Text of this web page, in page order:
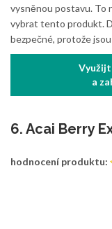
vysněnou postavu. To
vybrat tento produkt.
bezpečné, protože
a
6. Acai Berry
hodnocení produktu: